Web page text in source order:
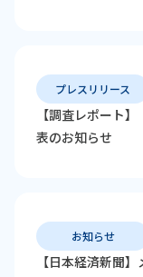
プレスリリース
【調査レポート
表のお知らせ
お知らせ
【日本経済新聞